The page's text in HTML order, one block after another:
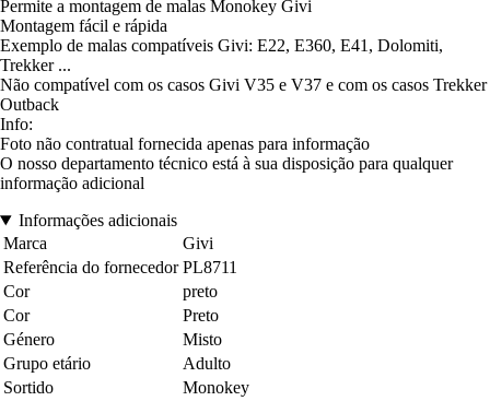
Permite a montagem de malas Monokey Givi
Montagem fácil e rápida
Exemplo de malas compatíveis Givi: E22, E360, E41, Dolomiti,
Trekker ...
Não compatível com os casos Givi V35 e V37 e com os casos Trekker
Outback
Info:
Foto não contratual fornecida apenas para informação
O nosso departamento técnico está à sua disposição para qualquer
informação adicional
Informações adicionais
Marca
Givi
Referência do fornecedor PL8711
Cor
preto
Cor
Preto
Género
Misto
Grupo etário
Adulto
Sortido
Monokey